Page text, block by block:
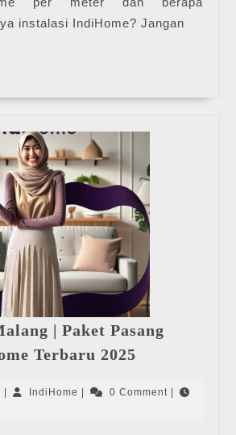
instalasi IndiHome? Jangan
| Paket Pasang
Terbaru 2025
|
Juni
| IndiHome IndiHome
| 0 Comment |